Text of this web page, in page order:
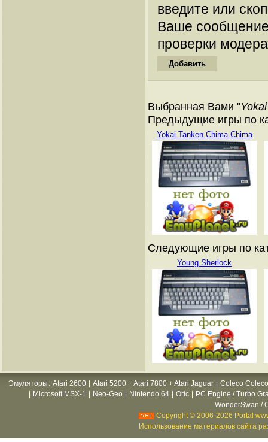
введите или
Ваше
проверки
Выбранная Вами "
Предыдущие игры по
Yokai Tanken Chima Chima
Следующие игры по
Young Sherlock
Эмуляторы : Atari 2600 Atari 5200 + Atari 7800 + Atari Jaguar
Coleco
Microsoft MSX-1 Neo-Geo Nintendo 64 Oric
PC Engine / Turbo
WonderSwan /
Copyright © 2006-2026 Portal
Использование материалов сайта